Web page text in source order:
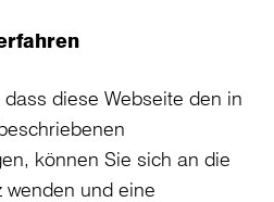
diese Webseite den in
können Sie sich an die
und eine